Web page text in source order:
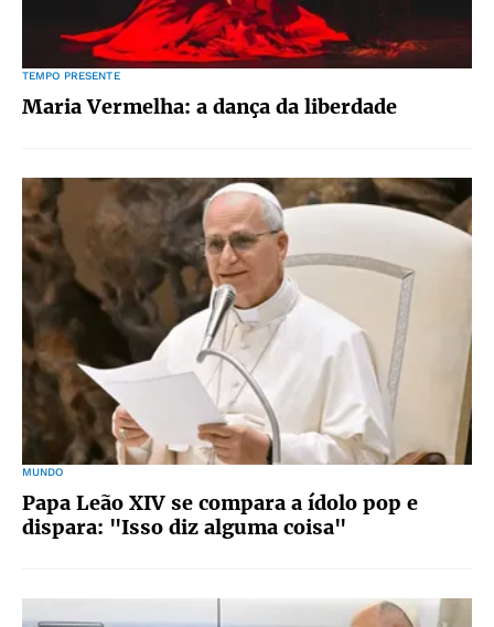
TEMPO PRESENTE
Maria Vermelha: a dança da liberdade
MUNDO
Papa Leão XIV se compara a ídolo pop e
dispara: "Isso diz alguma coisa"